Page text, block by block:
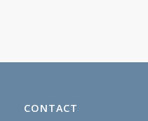
CONTACT